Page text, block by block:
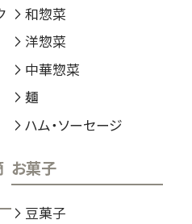
和惣菜
洋惣菜
中華惣菜
麺
ハム・ソーセージ
お菓子
豆菓子